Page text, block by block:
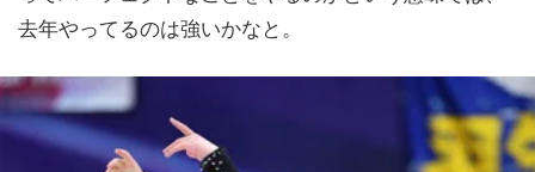
去年やってるのは強いかなと。